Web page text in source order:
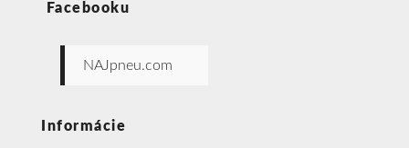
Facebooku
NAJpneu.com
Informácie